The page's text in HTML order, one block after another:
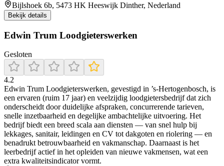
Bijlshoek 6b, 5473 HK Heeswijk Dinther, Nederland
Bekijk details
Edwin Trum Loodgieterswerken
Gesloten
4.2
Edwin Trum Loodgieterswerken, gevestigd in ’s‑Hertogenbosch, is
een ervaren (ruim 17 jaar) en veelzijdig loodgietersbedrijf dat zich
onderscheidt door duidelijke afspraken, concurrerende tarieven,
snelle inzetbaarheid en degelijke ambachtelijke uitvoering. Het
bedrijf biedt een breed scala aan diensten — van snel hulp bij
lekkages, sanitair, leidingen en CV tot dakgoten en riolering — en
benadrukt betrouwbaarheid en vakmanschap. Daarnaast is het
leerbedrijf actief in het opleiden van nieuwe vakmensen, wat een
extra kwaliteitsindicator vormt.